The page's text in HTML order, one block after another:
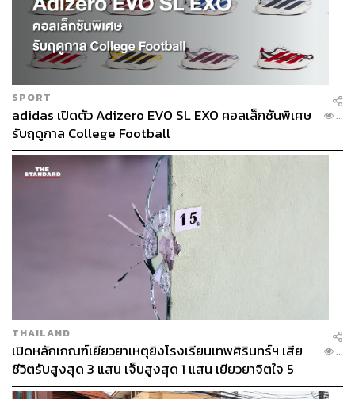
SPORT
adidas เปิดตัว Adizero EVO SL EXO คอลเล็กชันพิเศษ
รับฤดูกาล College Football
...
THAILAND
เปิดหลักเกณฑ์เยียวยาเหตุยิงโรงเรียนเทพศิรินทร์ฯ เสีย
ชีวิตรับสูงสุด 3 แสน เจ็บสูงสุด 1 แสน เยียวยาจิตใจ 5
ระดับ
...